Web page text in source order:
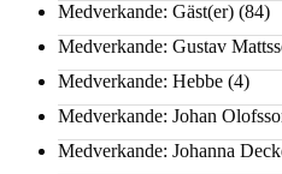
Medverkande: Gäst(er) (84)
Medverkande: Gustav
Medverkande: Hebbe (4)
Medverkande: Johan
Medverkande: Johanna